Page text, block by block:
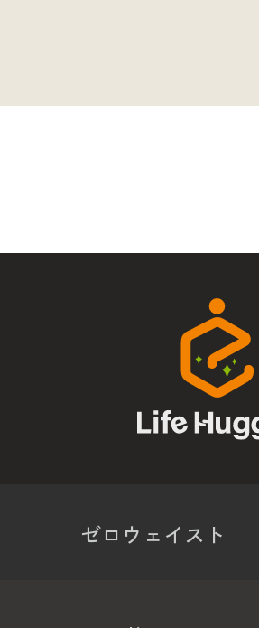
ゼロウェイスト